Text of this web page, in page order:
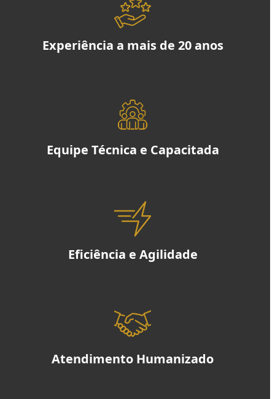
Experiência a mais de 20 anos
Equipe Técnica e Capacitada
Eficiência e Agilidade
Atendimento Humanizado